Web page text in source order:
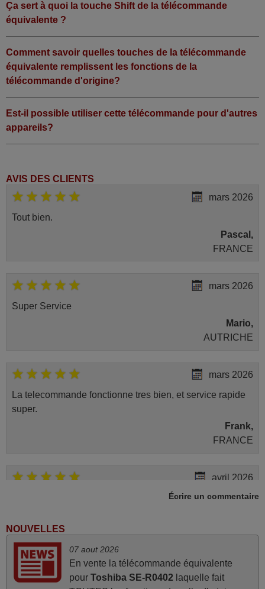
Ça sert à quoi la touche Shift de la télécommande
équivalente ?
Comment savoir quelles touches de la télécommande
équivalente remplissent les fonctions de la
télécommande d'origine?
Est-il possible utiliser cette télécommande pour d'autres
appareils?
AVIS DES CLIENTS
mars 2026
Tout bien.
Pascal,
FRANCE
mars 2026
Super Service
Mario,
AUTRICHE
mars 2026
La telecommande fonctionne tres bien, et service rapide
super.
Frank,
FRANCE
avril 2026
Ravie de voir que ma commande effectuée a 13h30est
attend la réception Encore merci
FRANCE
Écrire un commentaire
NOUVELLES
07 aout 2026
En vente la télécommande équivalente
pour Toshiba SE-R0402 laquelle fait